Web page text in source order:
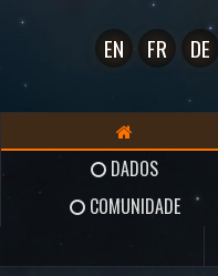
EN FR DE
DADOS
COMUNIDADE